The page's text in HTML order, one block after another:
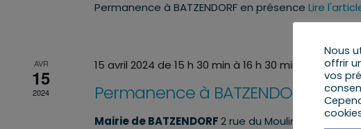
Permanence à BATZENDORF en présenceLire
AVR
15
2024
15 avril 2024 de 15 h 30 min à16 h 30 min
Permanence à BATZENDORF
Mairie de BATZENDORF2 rue du Moulin, Batzendorf
Nous
offrir
vos